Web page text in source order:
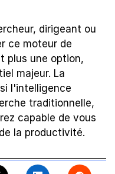
dirigeant ou
ce moteur de
plus une option,
majeur. La
l'intelligence
traditionnelle,
capable de vous
la productivité.